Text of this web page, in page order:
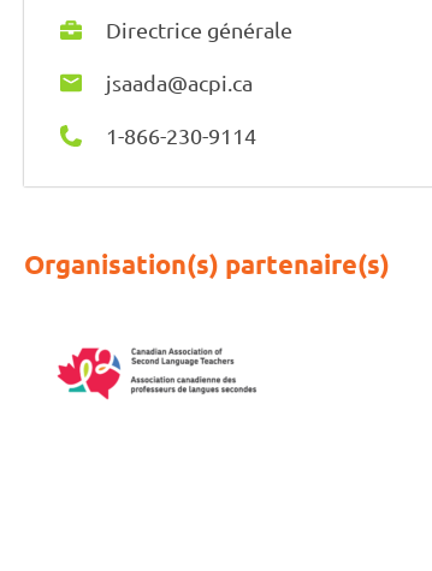
Directrice générale
jsaada@acpi.ca
1-866-230-9114
Organisation(s) partenaire(s)